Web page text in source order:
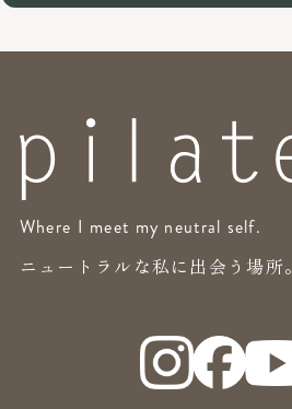
Where I meet my neutral self.
ニュートラルな私に出会う場所。